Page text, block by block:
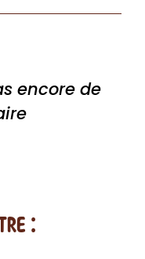
encore de
: